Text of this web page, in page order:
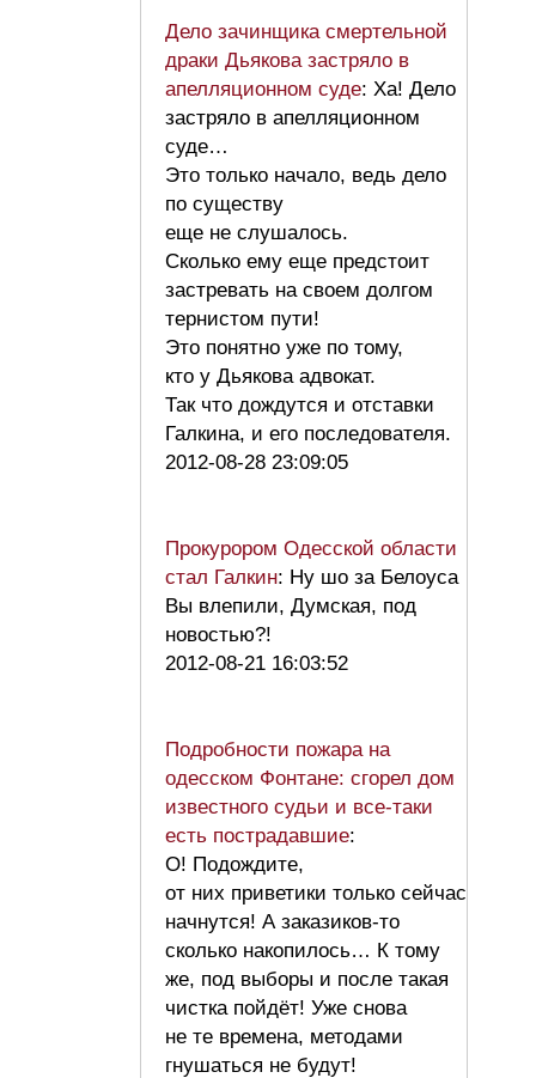
Дело зачинщика смертельной
драки Дьякова застряло в
апелляционном суде: Ха! Дело
застряло в апелляционном
суде…
Это только начало, ведь дело
по существу
еще не слушалось.
Сколько ему еще предстоит
застревать на своем долгом
тернистом пути!
Это понятно уже по тому,
кто у Дьякова адвокат.
Так что дождутся и отставки
Галкина, и его последователя.
2012-08-28 23:09:05
Прокурором Одесской области
стал Галкин: Ну шо за Белоуса
Вы влепили, Думская, под
новостью?!
2012-08-21 16:03:52
Подробности пожара на
одесском Фонтане: сгорел дом
известного судьи и все-таки
есть пострадавшие:
О! Подождите,
от них приветики только сейчас
начнутся! А заказиков-то
сколько накопилось… К тому
же, под выборы и после такая
чистка пойдёт! Уже снова
не те времена, методами
гнушаться не будут!